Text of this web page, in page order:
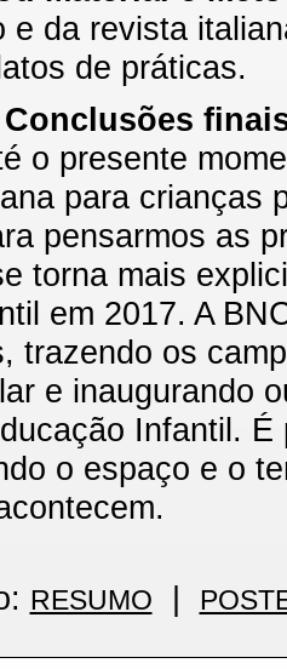
e da revista
de práticas.
o presente
para crianças
pensarmos as
torna mais
em 2017. A
trazendo os
e inaugurando
Infantil.
o espaço e o
RESUMO |